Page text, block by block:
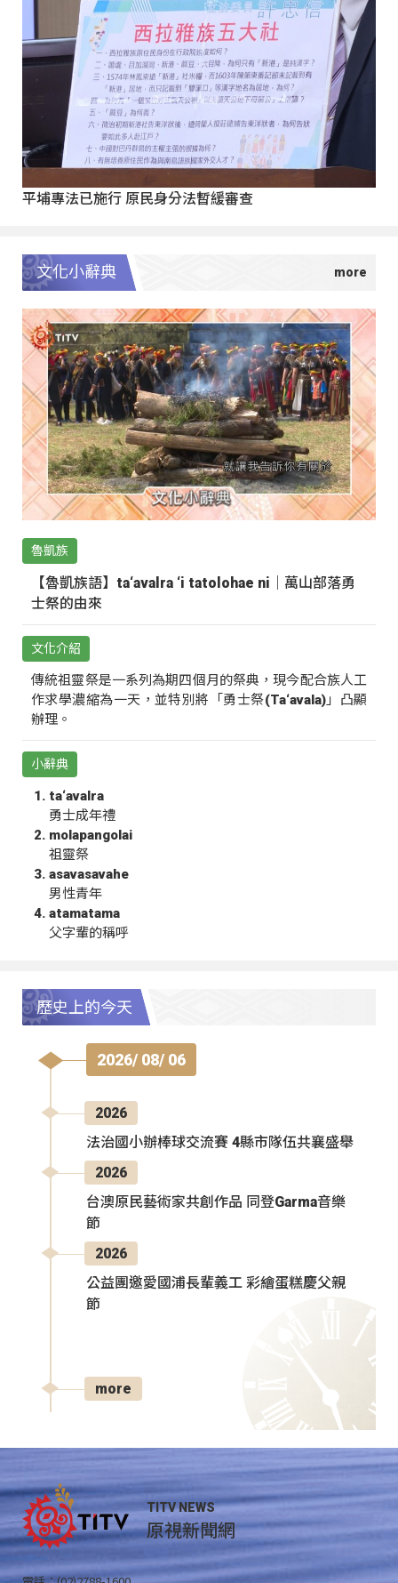
平埔專法已施行 原民身分法暫緩審查
文化小辭典
魯凱族
【魯凱族語】ta‘avalra ‘i tatolohae ni｜萬山部落勇
士祭的由來
文化介紹
傳統祖靈祭是一系列為期四個月的祭典，現今配合族人工
作求學濃縮為一天，並特別將「勇士祭(Ta‘avala)」凸顯
辦理。
小辭典
ta‘avalra
勇士成年禮
molapangolai
祖靈祭
asavasavahe
男性青年
atamatama
父字輩的稱呼
歷史上的今天
2026/ 08/ 06
2026
法治國小辦棒球交流賽 4縣市隊伍共襄盛舉
2026
台澳原民藝術家共創作品 同登Garma音樂
節
2026
公益團邀愛國浦長輩義工 彩繪蛋糕慶父親
節
more
TITV NEWS
原視新聞網